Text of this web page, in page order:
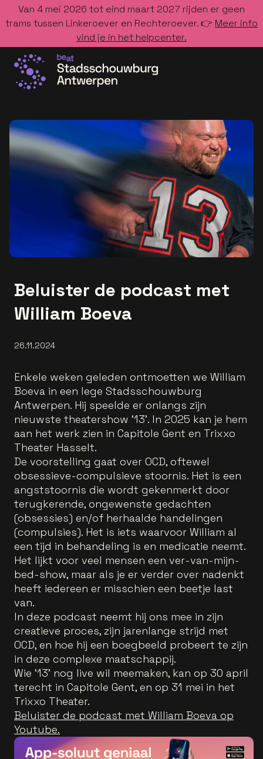
Van 4 mei 2026 tot eind maart 2027 rijden er geen
trams tussen Linkeroever en Rechteroever. 👉 Meer info
vind je in het helpcenter.
Beluister de podcast met
William Boeva
26.11.2024
Enkele weken geleden ontmoetten we William
Boeva in een lege Stadsschouwburg
Antwerpen. Hij speelde er onlangs zijn
nieuwste theatershow ‘13’. In 2025 kan je hem
aan het werk zien in Capitole Gent en Trixxo
Theater Hasselt.
De voorstelling gaat over OCD, oftewel
obsessieve-compulsieve stoornis. Het is een
angststoornis die wordt gekenmerkt door
terugkerende, ongewenste gedachten
(obsessies) en/of herhaalde handelingen
(compulsies). Het is iets waarvoor William al
een tijd in behandeling is en medicatie neemt.
Het lijkt voor veel mensen een ver-van-mijn-
bed-show, maar als je er verder over nadenkt
heeft iedereen er misschien een beetje last
van.
In deze podcast neemt hij ons mee in zijn
creatieve proces, zijn jarenlange strijd met
OCD, en hoe hij een boegbeeld probeert te zijn
in deze complexe maatschappij.
Wie ‘13’ nog live wil meemaken, kan op 30 april
terecht in Capitole Gent, en op 31 mei in het
Trixxo Theater.
Beluister de podcast met William Boeva op
Youtube.